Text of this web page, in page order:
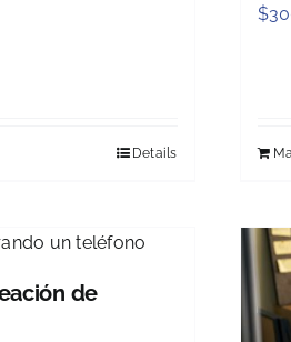
Details
$
de